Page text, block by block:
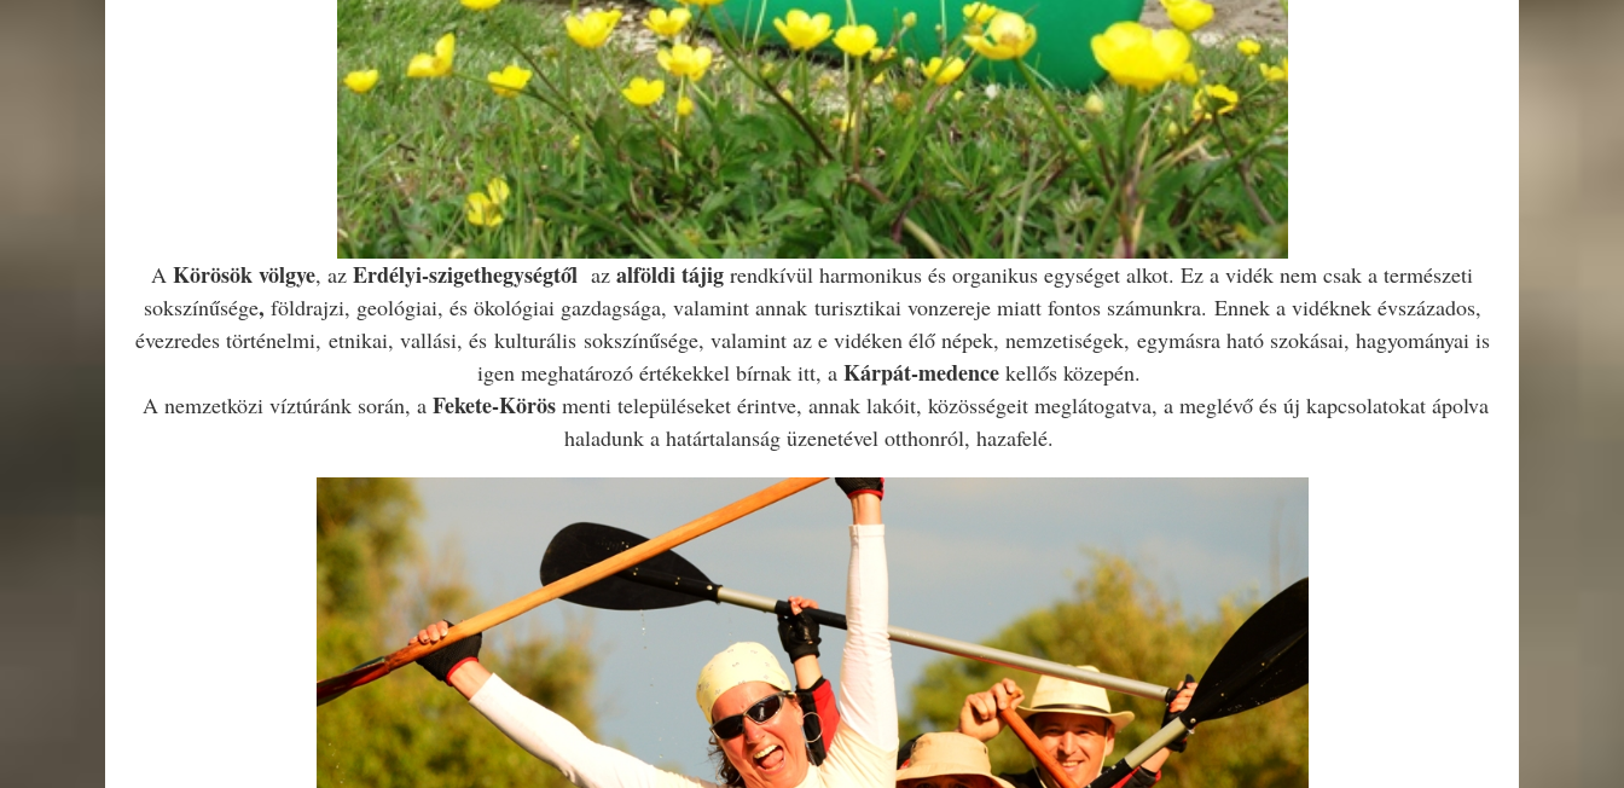
A Körösök völgye, az Erdélyi-szigethegységtől az alföldi tájig rendkívül harmonikus és organikus egységet alkot. Ez a vidék nem csak a természeti
sokszínűsége, földrajzi, geológiai, és ökológiai gazdagsága, valamint annak turisztikai vonzereje miatt fontos számunkra. Ennek a vidéknek évszázados,
évezredes történelmi, etnikai, vallási, és kulturális sokszínűsége, valamint az e vidéken élő népek, nemzetiségek, egymásra ható szokásai, hagyományai is
igen meghatározó értékekkel bírnak itt, a Kárpát-medence kellős közepén.
A nemzetközi víztúránk során, a Fekete-Körös menti településeket érintve, annak lakóit, közösségeit meglátogatva, a meglévő és új kapcsolatokat ápolva
haladunk a határtalanság üzenetével otthonról, hazafelé.